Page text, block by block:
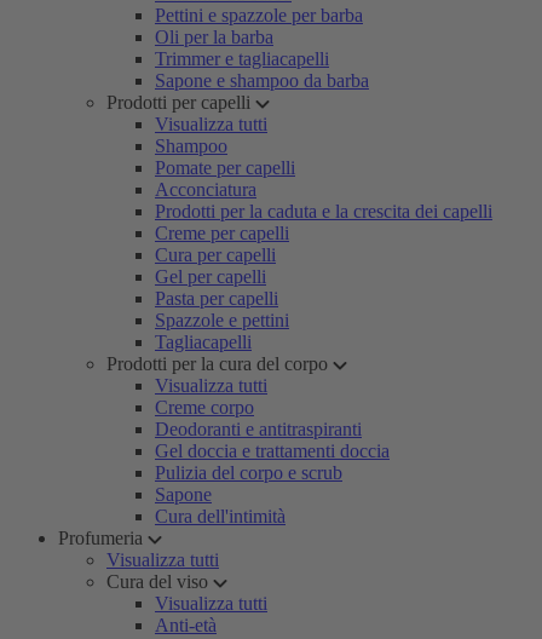
Pettini e spazzole per barba
Oli per la barba
Trimmer e tagliacapelli
Sapone e shampoo da barba
Prodotti per capelli
Visualizza tutti
Shampoo
Pomate per capelli
Acconciatura
Prodotti per la caduta e la crescita dei capelli
Creme per capelli
Cura per capelli
Gel per capelli
Pasta per capelli
Spazzole e pettini
Tagliacapelli
Prodotti per la cura del corpo
Visualizza tutti
Creme corpo
Deodoranti e antitraspiranti
Gel doccia e trattamenti doccia
Pulizia del corpo e scrub
Sapone
Cura dell'intimità
Profumeria
Visualizza tutti
Cura del viso
Visualizza tutti
Anti-età